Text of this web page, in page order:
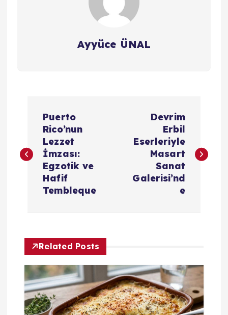
Ayyüce ÜNAL
z
e
z
n
Puerto
Rico’nun
Lezzet
İmzası:
Egzotik ve
Hafif
Tembleque
Devrim
Erbil
Eserleriyle
Masart
Sanat
Galerisi’nd
e
Related Posts